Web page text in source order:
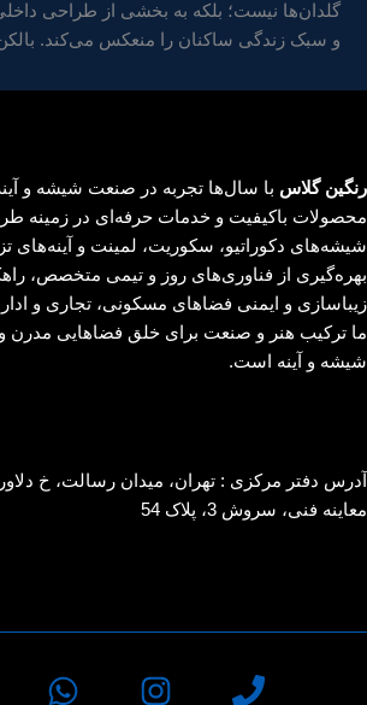
گلدان‌ها نیست؛ بلکه به بخشی از طراحی
و سبک زندگی ساکنان را منعکس می‌کند.
رنگین گلاس با سال‌ها تجربه در صنعت شیشه و
محصولات باکیفیت و خدمات حرفه‌ای در زمینه
شیشه‌های دکوراتیو، سکوریت، لمینت و آینه‌های
بهره‌گیری از فناوری‌های روز و تیمی متخصص،
زیباسازی و ایمنی فضاهای مسکونی، تجاری و
ما ترکیب هنر و صنعت برای خلق فضاهایی مدرن و
شیشه و آینه است.
آدرس دفتر مرکزی : تهران، میدان رسالت، خ
معاینه فنی، سروش 3، پلاک 54